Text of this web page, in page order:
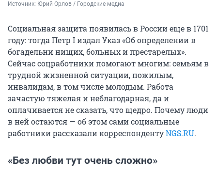
Источник: Юрий Орлов / Городские медиа
Социальная защита появилась в России еще в 1701
году: тогда Петр I издал Указ «Об определении в
богадельни нищих, больных и престарелых».
Сейчас соцработники помогают многим: семьям в
трудной жизненной ситуации, пожилым,
инвалидам, в том числе молодым. Работа
зачастую тяжелая и неблагодарная, да и
оплачивается не сказать, что щедро. Почему люди
в ней остаются — об этом сами социальные
работники рассказали корреспондентуNGS.RU.
«Без любви тут очень сложно»